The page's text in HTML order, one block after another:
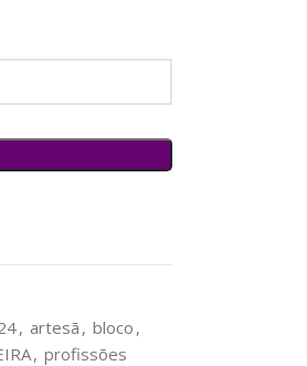
, artesã , bloco ,
, profissões